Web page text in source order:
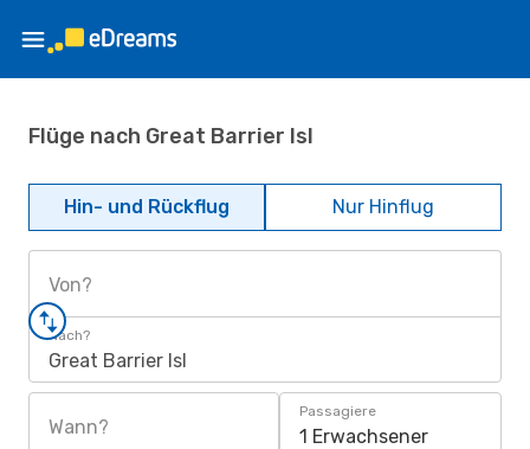
Flüge nach Great Barrier Isl
Hin- und Rückflug Nur Hinflug
Von?
Nach?
Great Barrier Isl
Wann?
Passagiere
1 Erwachsener